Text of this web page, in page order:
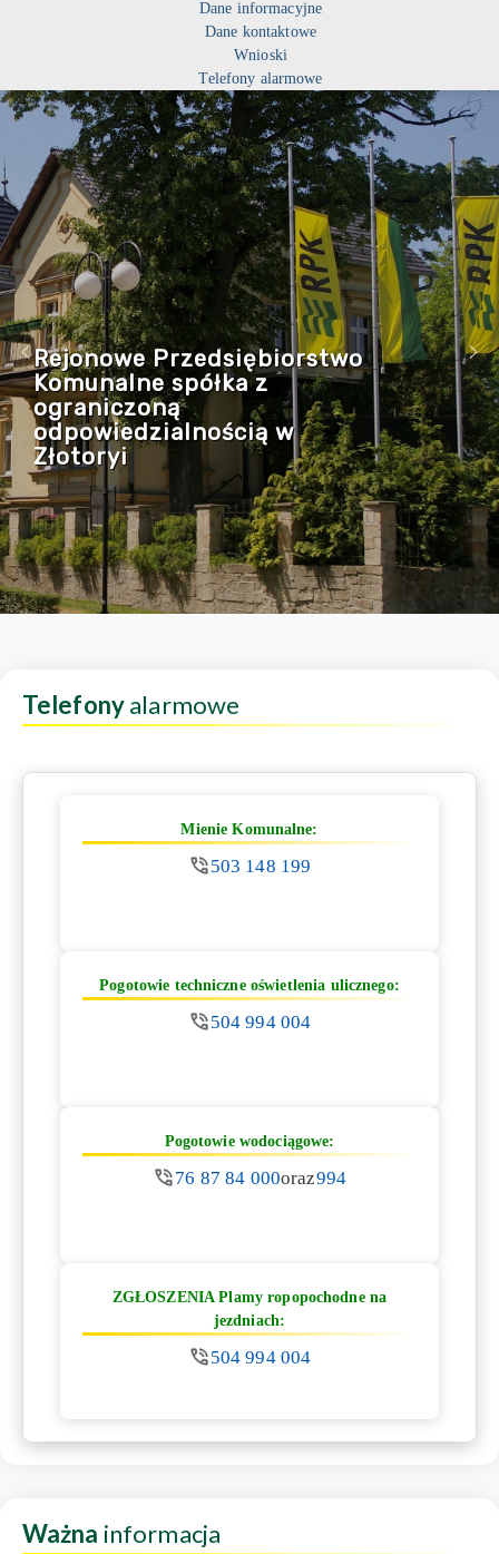
Dane informacyjne
Dane kontaktowe
Wnioski
Telefony alarmowe
Rejonowe Przedsiębiorstwo
Komunalne spółka z
ograniczoną
odpowiedzialnością w
Złotoryi
Telefonyalarmowe
Mienie Komunalne:
503 148 199
Pogotowie techniczne oświetlenia ulicznego:
504 994 004
Pogotowie wodociągowe:
76 87 84 000oraz994
ZGŁOSZENIA Plamy ropopochodne na
jezdniach:
504 994 004
Ważna informacja